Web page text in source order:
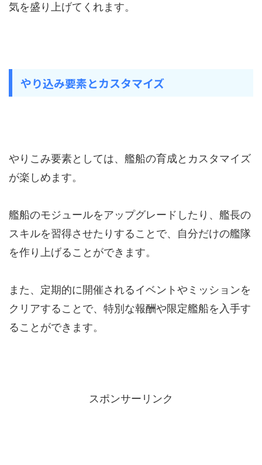
気を盛り上げてくれます。
やり込み要素とカスタマイズ
やりこみ要素としては、艦船の育成とカスタマイズ
が楽しめます。
艦船のモジュールをアップグレードしたり、艦長の
スキルを習得させたりすることで、自分だけの艦隊
を作り上げることができます。
また、定期的に開催されるイベントやミッションを
クリアすることで、特別な報酬や限定艦船を入手す
ることができます。
スポンサーリンク